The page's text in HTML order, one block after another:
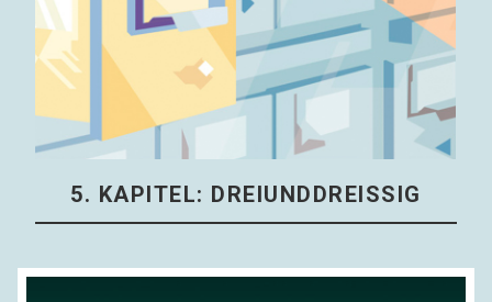
Blog
Lesesaal
Hörsaal
Kinosaal
5. KAPITEL: DREIUNDDREISSIG